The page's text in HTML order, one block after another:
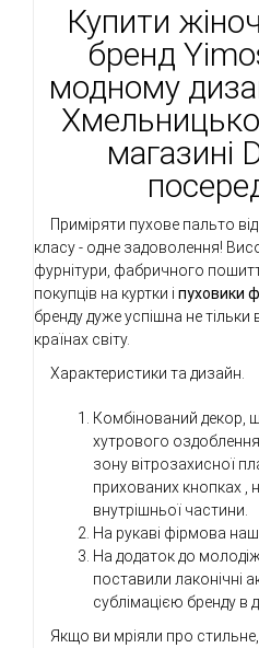
Купити
бренд
модному
магазині
Приміряти пухове пальто
класу - одне задоволення!
фурнітури, фабричного
покупців на куртки і пуховики
бренду дуже успішна не тільки
країнах світу.
Характеристики та дизайн.
Комбінований декор,
хутрового
зону вітрозахисної
прихованих кнопках ,
внутрішньої частини.
На рукаві фірмова
На додаток до
поставили лаконічні
сублімацією бренду в
Якщо ви мріяли про стильне,